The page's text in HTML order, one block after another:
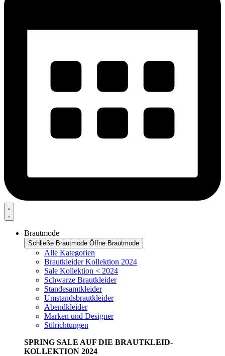
Brautmode
Schließe Brautmode Öffne Brautmode
Alle Kategorien
Brautkleider Kollektion 2024
Sale Kollektion < 2024
Schwarze Brautkleider
Standesamtkleider
Umstandsbrautkleider
Abendkleider
Marken und Designer
Stilrichtungen
SPRING SALE AUF DIE BRAUTKLEID-
KOLLEKTION 2024